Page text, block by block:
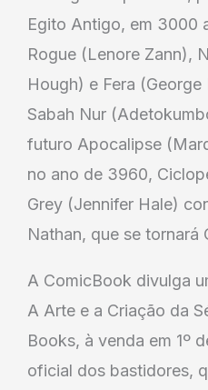
Egito Antigo, em 3000
Rogue (Lenore Zann),
Hough) e Fera
Sabah Nur
futuro Apocalipse
no ano de 3960,
Grey (Jennifer Hale)
Nathan, que se tornará
A ComicBook divulga
A Arte e a Criação da
Books, à venda em 1º
oficial dos bastidores,